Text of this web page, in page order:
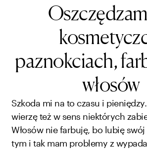
paznokciach,
włosów
Szkoda mi na to czasu i
wierzę też w sens niektórych
Włosów nie farbuję, bo lubię
tym i tak mam problemy z